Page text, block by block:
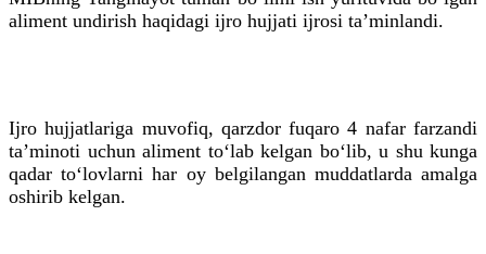
aliment undirish haqidagi ijro hujjati ijrosi ta’minlandi.
Ijro hujjatlariga muvofiq, qarzdor fuqaro 4 nafar farzandi
ta’minoti uchun aliment to‘lab kelgan bo‘lib, u shu kunga
qadar to‘lovlarni har oy belgilangan muddatlarda amalga
oshirib kelgan.